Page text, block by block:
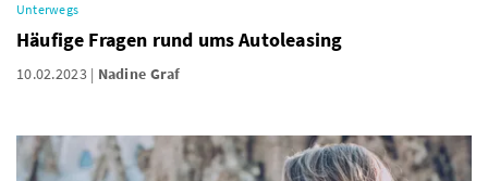
Unterwegs
Häufige Fragen rund ums Autoleasing
10.02.2023 Nadine Graf